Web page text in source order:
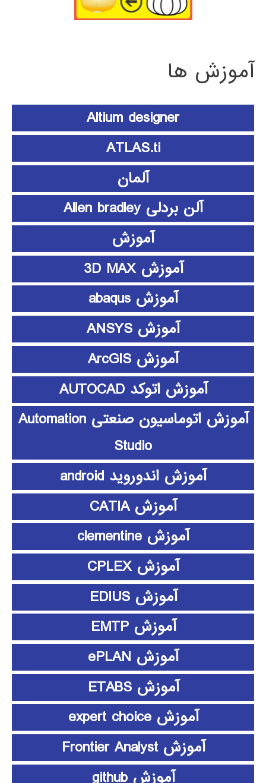
آموزش ها
Altium designer
ATLAS.ti
آلمان
آلن بردلی Allen bradley
آموزش
آموزش 3D MAX
آموزش abaqus
آموزش ANSYS
آموزش ArcGIS
آموزش اتوکد AUTOCAD
آموزش اتوماسیون صنعتی Automation
Studio
آموزش اندوروید android
آموزش CATIA
آموزش clementine
آموزش CPLEX
آموزش EDIUS
آموزش EMTP
آموزش ePLAN
آموزش ETABS
آموزش expert choice
آموزش Frontier Analyst
آموزش github